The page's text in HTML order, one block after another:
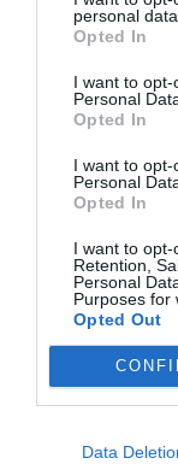
personal data.
Opted In
I want to
Personal
Opted In
I want to
Personal
Opted In
I want to opt-
Retention,
Personal
Purposes for
Opted Out
Data
Αξίζει να
δρομολογίων
των φορτηγών
και Λαυρίου.
Δείτε τους πίνακες
ΕΠΙΒΑΤΙΚΗ
ΕΠΙΒΑΤΙΚΗ
ΠΟΣΟΣΤΙΑΙΑ